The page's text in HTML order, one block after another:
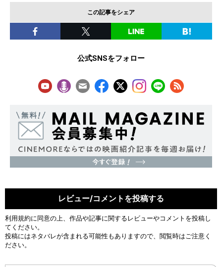
この記事をシェア
公式SNSをフォロー
レビュー/コメントを投稿する
利用規約に同意の上、作品や記事に関するレビューやコメントを投稿し
てください。
投稿にはネタバレが含まれる可能性もありますので、閲覧時はご注意く
ださい。